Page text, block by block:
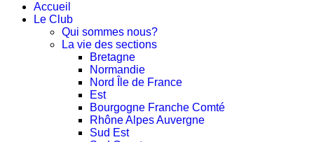
Accueil
Le Club
Qui sommes nous?
La vie des sections
Bretagne
Normandie
Nord Île de France
Est
Bourgogne Franche Comté
Rhône Alpes Auvergne
Sud Est